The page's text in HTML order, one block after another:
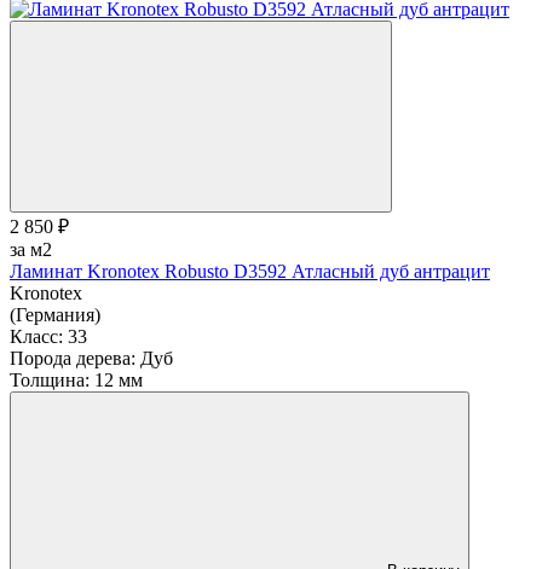
2 850 ₽
за м2
Ламинат Kronotex Robusto D3592 Атласный дуб антрацит
Kronotex
(Германия)
Класс: 33
Порода дерева: Дуб
Толщина: 12 мм